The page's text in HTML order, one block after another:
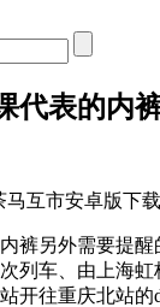
代表的内
马互市安卓版下载
另外需要提醒的
车、由上
站开往重庆北站